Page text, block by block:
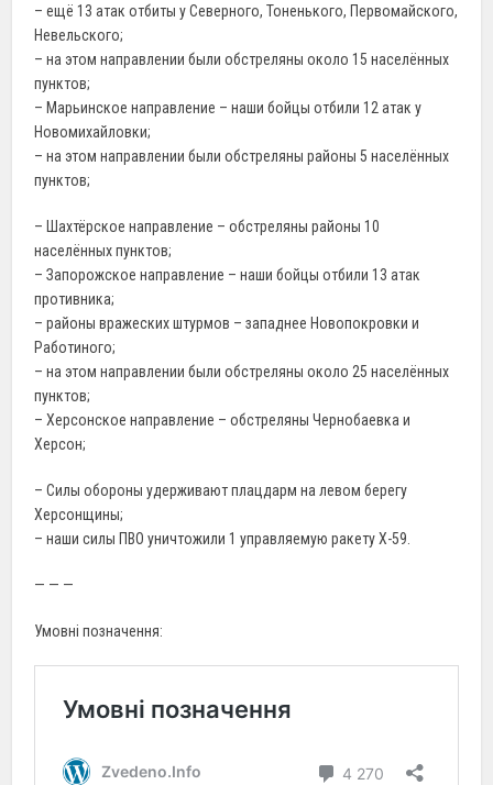
– ещё 13 атак отбиты у Северного, Тоненького, Первомайского,
Невельского;
– на этом направлении были обстреляны около 15 населённых
пунктов;
– Марьинское направление – наши бойцы отбили 12 атак у
Новомихайловки;
– на этом направлении были обстреляны районы 5 населённых
пунктов;
– Шахтёрское направление – обстреляны районы 10
населённых пунктов;
– Запорожское направление – наши бойцы отбили 13 атак
противника;
– районы вражеских штурмов – западнее Новопокровки и
Работиного;
– на этом направлении были обстреляны около 25 населённых
пунктов;
– Херсонское направление – обстреляны Чернобаевка и
Херсон;
– Силы обороны удерживают плацдарм на левом берегу
Херсонщины;
– наши силы ПВО уничтожили 1 управляемую ракету Х-59.
— — —
Умовні позначення: